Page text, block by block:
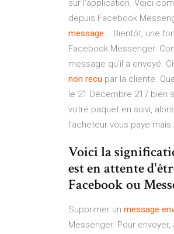
sur l'application. Voici
depuis Facebook
message... Bientôt, une
Facebook Messenger.
message qu'il a envoyé.
non recu par la cliente.
le 21 Décembre 217 bien
votre paquet en suivi,
l'acheteur vous paye
Voici la
est en attente
Facebook ou
Supprimer un message
Messenger. Pour